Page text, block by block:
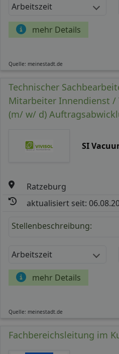
Arbeitszeit
mehr Details
Quelle: meinestadt.de
Technischer
Mitarbeiter Innendienst /
(m/ w/ d)
SI
Ratzeburg
aktualisiert seit:
Stellenbeschreibung:
Arbeitszeit
mehr Details
Quelle: meinestadt.de
Fachbereichsleitung im